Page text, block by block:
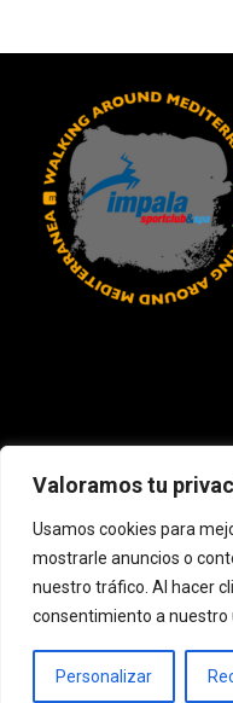
Valoramos tu
Usamos cookies para
mostrarle anuncios o
nuestro tráfico. Al hacer
consentimiento a nuestro
Personalizar